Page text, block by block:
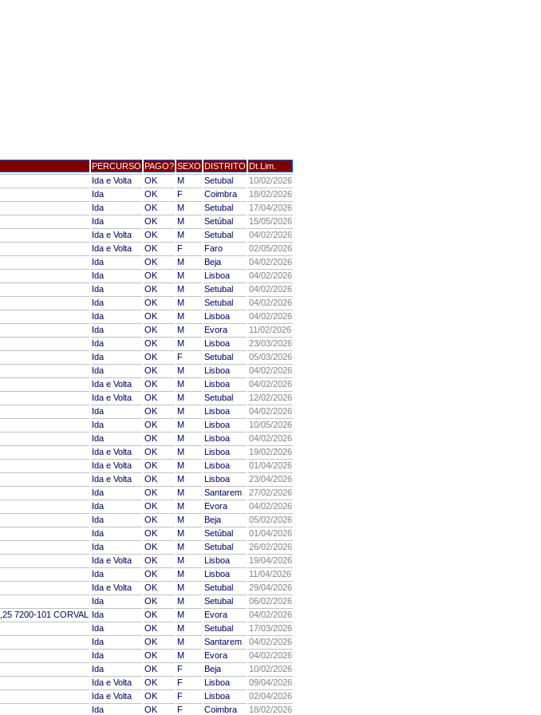
PERCURSO PAGO? SEXO DISTRITO Dt.Lim.
Ida e Volta OK M Setubal
10/02/2026
Ida OK F Coimbra
18/02/2026
Ida OK M Setubal
17/04/2026
Ida OK M Setúbal
15/05/2026
Ida e Volta OK M Setubal
04/02/2026
Ida e Volta OK F Faro
02/05/2026
Ida OK M Beja
04/02/2026
Ida OK M Lisboa
04/02/2026
Ida OK M Setubal
04/02/2026
Ida OK M Setubal
04/02/2026
Ida OK M Lisboa
04/02/2026
Ida OK M Evora
11/02/2026
Ida OK M Lisboa
23/03/2026
Ida OK F Setubal
05/03/2026
Ida OK M Lisboa
04/02/2026
Ida e Volta OK M Lisboa
04/02/2026
Ida e Volta OK M Setubal
12/02/2026
Ida OK M Lisboa
04/02/2026
Ida OK M Lisboa
10/05/2026
Ida OK M Lisboa
04/02/2026
Ida e Volta OK M Lisboa
19/02/2026
Ida e Volta OK M Lisboa
01/04/2026
Ida e Volta OK M Lisboa
23/04/2026
Ida OK M Santarem
27/02/2026
Ida OK M Evora
04/02/2026
Ida OK M Beja
05/02/2026
Ida OK M Setúbal
01/04/2026
Ida OK M Setubal
26/02/2026
Ida e Volta OK M Lisboa
19/04/2026
Ida OK M Lisboa
11/04/2026
Ida e Volta OK M Setubal
29/04/2026
Ida OK M Setubal
06/02/2026
7200-101 CORVAL Ida OK M Evora
04/02/2026
Ida OK M Setubal
17/03/2026
Ida OK M Santarem
04/02/2026
Ida OK M Evora
04/02/2026
Ida OK F Beja
10/02/2026
Ida e Volta OK F Lisboa
09/04/2026
Ida e Volta OK F Lisboa
02/04/2026
Ida OK F Coimbra 18/02/2026